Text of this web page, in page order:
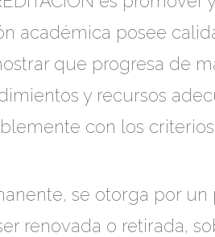
académica posee
que progresa de
y recursos
con los
se otorga por
renovada o retirada,